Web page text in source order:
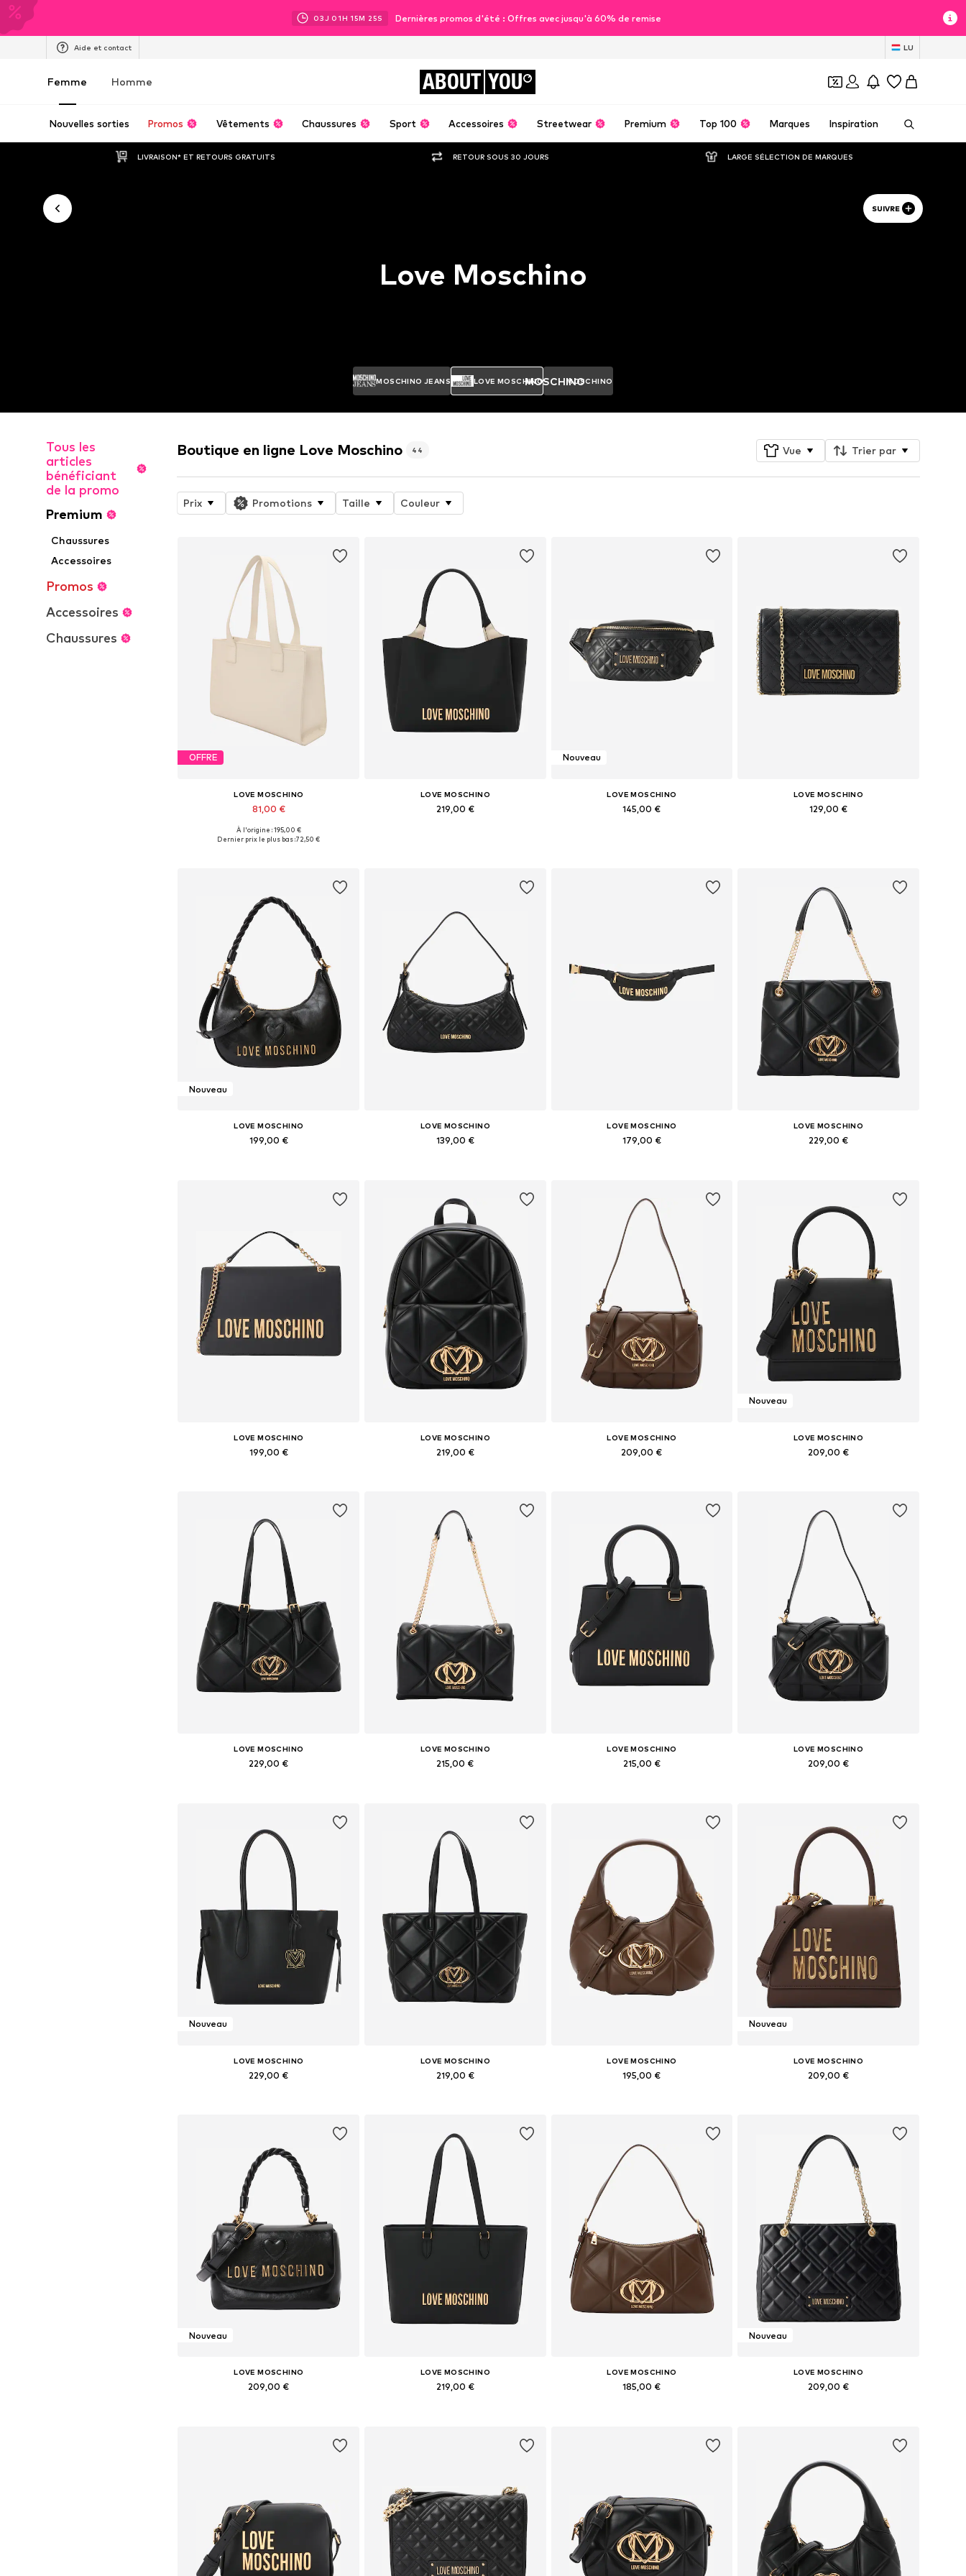
03J 01H 15M 24S Dernières promos d'été : Offres avec jusqu'à 60% de remise
Aide et contact LU
Femme Homme ABOUT YOU
Nouvelles sorties Promos Vêtements Chaussures Sport Accessoires Streetwear Premium Top 100 Marques Inspiration
LIVRAISON* ET RETOURS GRATUITS RETOUR SOUS 30 JOURS LARGE SÉLECTION DE MARQUES
SUIVRE
Love Moschino
MOSCHINO JEANS LOVE MOSCHINOMOSCHINOMOSCHINO
Tous les
articles
bénéficiant
de la promo
Premium
Chaussures
Accessoires
Promos
Accessoires
Chaussures
Boutique en ligne Love Moschino 44 Vue Trier par
Prix Promotions Taille Couleur
OFFRE
LOVE MOSCHINO
81,00 €
Tailles disponibles: One Size
À l'origine : 195,00 €
Dernier prix le plus bas :72,50 €
LOVE MOSCHINO
219,00 €
Nouveau
LOVE MOSCHINO
145,00 €
LOVE MOSCHINO
129,00 €
Nouveau
LOVE MOSCHINO
199,00 €
LOVE MOSCHINO
139,00 €
LOVE MOSCHINO
179,00 €
LOVE MOSCHINO
229,00 €
LOVE MOSCHINO
199,00 €
LOVE MOSCHINO
219,00 €
LOVE MOSCHINO
209,00 €
Nouveau
LOVE MOSCHINO
209,00 €
LOVE MOSCHINO
229,00 €
LOVE MOSCHINO
215,00 €
LOVE MOSCHINO
215,00 €
LOVE MOSCHINO
209,00 €
Nouveau
LOVE MOSCHINO
229,00 €
LOVE MOSCHINO
219,00 €
LOVE MOSCHINO
195,00 €
Nouveau
LOVE MOSCHINO
209,00 €
Nouveau
LOVE MOSCHINO
209,00 €
LOVE MOSCHINO
219,00 €
LOVE MOSCHINO
185,00 €
Nouveau
LOVE MOSCHINO
209,00 €